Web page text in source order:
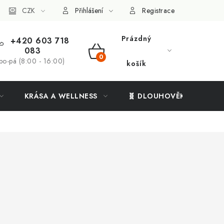
systém Vše o nákupu
CZK Přihlášení Registrace
+420 603 718
083
pá (8:00 - 16:00)
NÁKUPNÍ
Prázdný
košík
KRÁSA A WELLNESS 🧬 DLOUHOVĚKOST